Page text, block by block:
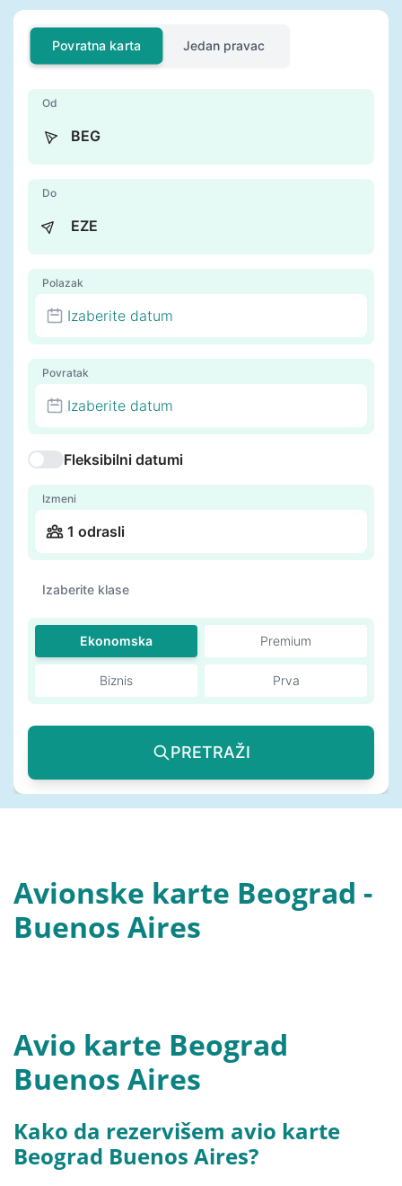
Povratna karta Jedan pravac
Od
Do
Polazak
Izaberite datum
Povratak
Izaberite datum
Fleksibilni datumi
Izmeni
1 odrasli
Izaberite klase
Ekonomska Premium
Biznis Prva
PRETRAŽI
Avionske karte Beograd -
Buenos Aires
Avio karte Beograd
Buenos Aires
Kako da rezervišem avio karte
Beograd Buenos Aires?